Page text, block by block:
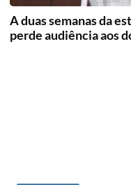
A duas semanas da
perde audiência aos